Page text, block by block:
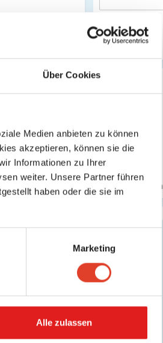
Über Cookies
Medien anbieten zu können
akzeptieren, können sie die
Informationen zu Ihrer
weiter. Unsere Partner führen
haben oder die sie im
Marketing
Alle zulassen
STANDORTE
Steiermark
Mehr anzeigen